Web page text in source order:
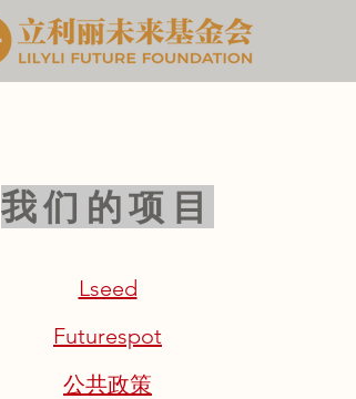
我们的项目
Lseed
Futurespot
公共政策